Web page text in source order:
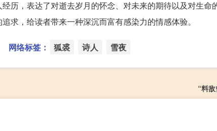
历，表达了对逝去岁月的怀念、对未来的期待以及对生命
求，给读者带来一种深沉而富有感染力的情感体验。
网络标签： 狐裘 诗人 雪夜
“料